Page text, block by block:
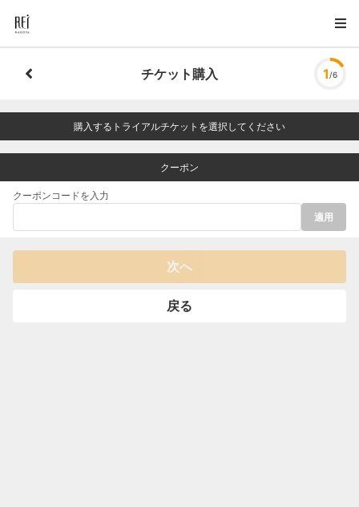
チケット購入 1 /6
購入するトライアルチケットを選択してください
クーポン
クーポンコードを入力
適用
次へ
戻る